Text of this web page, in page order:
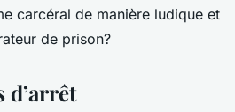
carcéral de manière ludique et
de prison?